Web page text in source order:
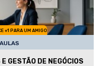
+1 PARA UM AMIGO
GESTÃO DE NEGÓCIOS